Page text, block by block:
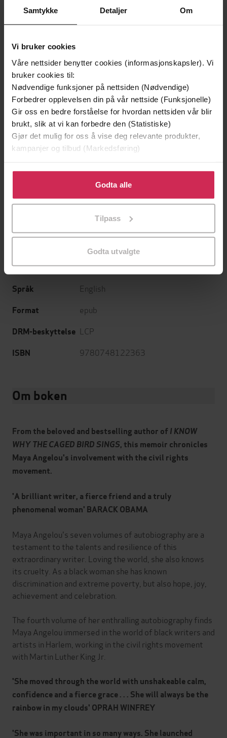
Samtykke Detaljer Om
Vi bruker cookies
Våre nettsider benytter cookies (informasjonskapsler). Vi
bruker cookies til:
Nødvendige funksjoner på nettsiden (Nødvendige)
Forbedrer opplevelsen din på vår nettside (Funksjonelle)
Gir oss en bedre forståelse for hvordan nettsiden vår blir
brukt, slik at vi kan forbedre den (Statistiske)
Gjør det mulig for oss å vise deg relevante produkter,
kampanjer og tilbud (Markedsføring)
Klikk på «Godta alle» for å gi oss ditt samtykke til å
bruke cookies for alle disse formålene. Du kan også
tilpasse ditt samtykke til spesifikke formål ved å klikke
Godta alle
Tilpass
Godta utvalgte
199,-
Minnesota
Jo Nesbø
EBOK
349,-
Utskudd
Jørn Lier Horst
Forfattere Maya Angelou(forfatter)
Virago
Sjanger Biografier,Dokumentar og fakta
Språk English
Format epub
DRM-beskyttelse LCP
ISBN 9780748122363
Om boken
From the beloved and bestselling author of I KNOW
WHY THE CAGED BIRD SINGS, this memoir chronicles
Maya Angelou's involvement with the civil rights
movement.
'A brilliant writer, a fierce friend and a truly
phenomenal woman' BARACK OBAMA
Maya Angelou's seven volumes of autobiography are a
testament to the talents and resilience of this
extraordinary writer. Loving the world, she also knows
its cruelty. As a black woman she has known
discrimination and extreme poverty, but also hope, joy,
achievement and celebration.
The fourth volume of her enthralling autobiography finds
Maya Angelou immersed in the world of black writers and
artists in Harlem, working in the civil rights movement
with Martin Luther King Jr.
'She moved through the world with unshakeable calm,
confidence and a fierce grace . . . She will always be the
rainbow in my clouds' OPRAH WINFREY
'She was important in so many ways. She launched